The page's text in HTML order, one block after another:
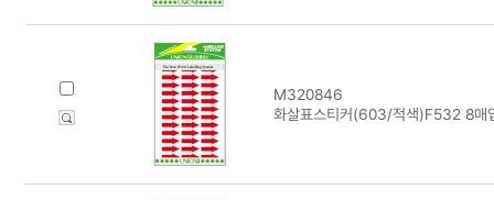
M320846
화살표스티커(603/적색)F532 8